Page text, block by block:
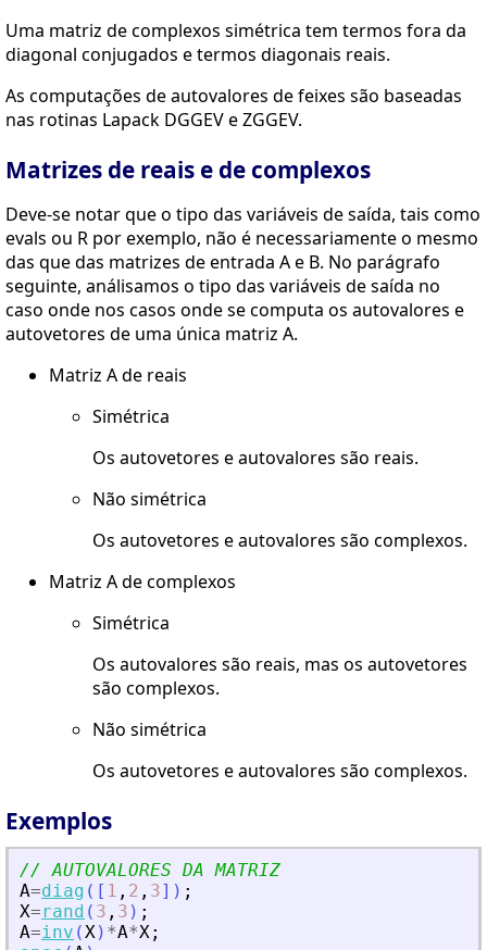
Uma matriz de complexos simétrica tem termos fora da
diagonal conjugados e termos diagonais reais.
As computações de autovalores de feixes são baseadas
nas rotinas Lapack DGGEV e ZGGEV.
Matrizes de reais e de complexos
Deve-se notar que o tipo das variáveis de saída, tais como
evals ou R por exemplo, não é necessariamente o mesmo
das que das matrizes de entrada A e B. No parágrafo
seguinte, análisamos o tipo das variáveis de saída no
caso onde nos casos onde se computa os autovalores e
autovetores de uma única matriz A.
Matriz A de reais
Simétrica
Os autovetores e autovalores são reais.
Não simétrica
Os autovetores e autovalores são complexos.
Matriz A de complexos
Simétrica
Os autovalores são reais, mas os autovetores
são complexos.
Não simétrica
Os autovetores e autovalores são complexos.
Exemplos
// AUTOVALORES DA MATRIZ
A=diag ( [ 1 , 2 , 3] ) ;
X=rand ( 3 , 3 ) ;
A=inv ( X ) *A*X ;